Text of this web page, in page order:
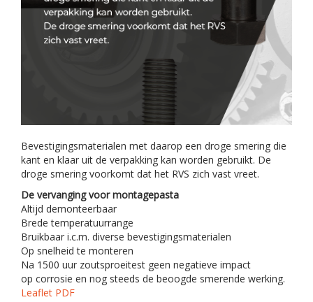
Bevestigingsmaterialen met daarop een droge smering die
kant en klaar uit de verpakking kan worden gebruikt. De
droge smering voorkomt dat het RVS zich vast vreet.
De vervanging voor montagepasta
Altijd demonteerbaar
Brede temperatuurrange
Bruikbaar i.c.m. diverse bevestigingsmaterialen
Op snelheid te monteren
Na 1500 uur zoutsproeitest geen negatieve impact
op corrosie en nog steeds de beoogde smerende werking.
Leaflet PDF